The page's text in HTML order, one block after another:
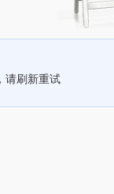
请刷新重试